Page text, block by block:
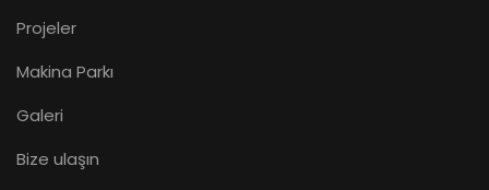
Projeler
Makina Parkı
Galeri
Bize ulaşın